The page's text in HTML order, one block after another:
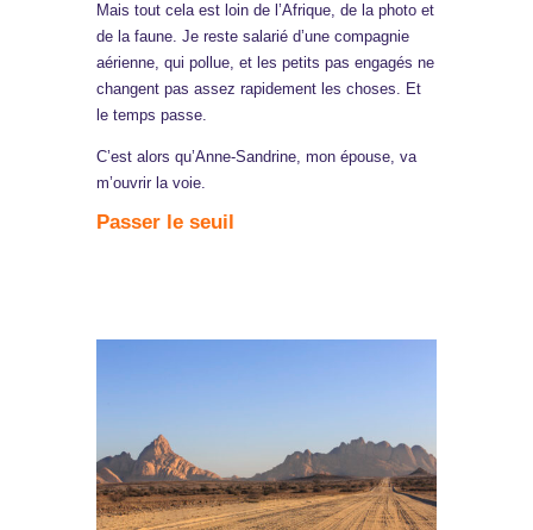
Mais tout cela est loin de l’Afrique, de la photo et
de la faune. Je reste salarié d’une compagnie
aérienne, qui pollue, et les petits pas engagés ne
changent pas assez rapidement les choses. Et
le temps passe.
C’est alors qu’Anne-Sandrine, mon épouse, va
m’ouvrir la voie.
Passer le seuil